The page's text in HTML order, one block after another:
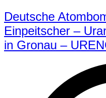
Deutsche
Einpeitscher –
in Gronau –